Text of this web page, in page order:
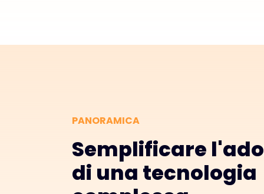
PANORAMICA
Semplificare
di una tecnologia